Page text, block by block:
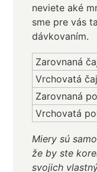
neviete aké
sme pre vás
dávkovaním.
Zarovnaná
Vrchovatá
Zarovnaná
Vrchovatá
Miery sú
že by ste
svojich